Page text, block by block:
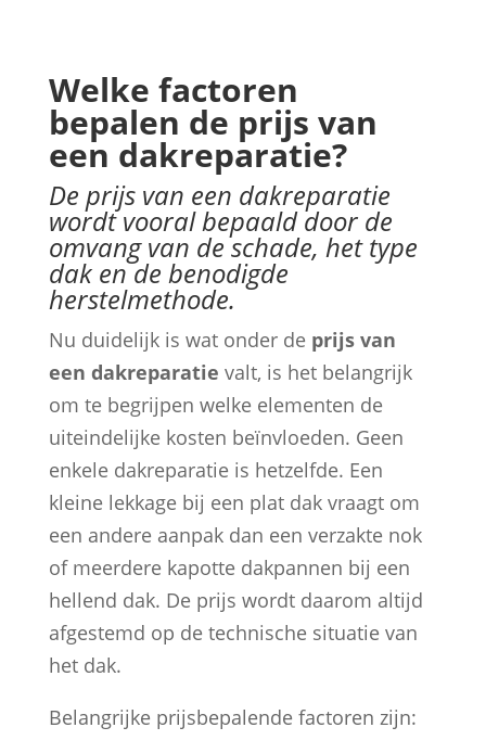
Welke factoren
bepalen de prijs van
een dakreparatie?
De prijs van een dakreparatie
wordt vooral bepaald door de
omvang van de schade, het type
dak en de benodigde
herstelmethode.
Nu duidelijk is wat onder de prijs van
een dakreparatie valt, is het belangrijk
om te begrijpen welke elementen de
uiteindelijke kosten beïnvloeden. Geen
enkele dakreparatie is hetzelfde. Een
kleine lekkage bij een plat dak vraagt om
een andere aanpak dan een verzakte nok
of meerdere kapotte dakpannen bij een
hellend dak. De prijs wordt daarom altijd
afgestemd op de technische situatie van
het dak.
Belangrijke prijsbepalende factoren zijn: